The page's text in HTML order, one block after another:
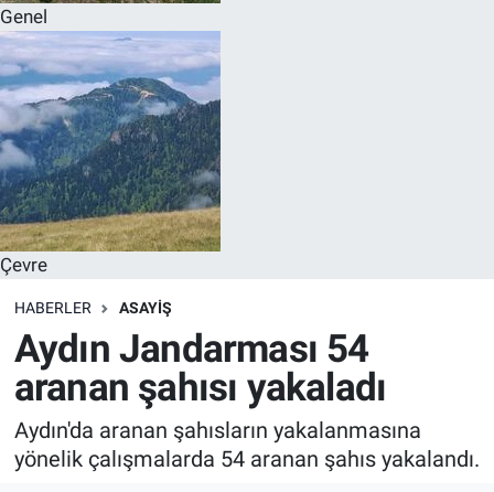
Genel
Çevre
HABERLER ASAYİŞ
Aydın Jandarması 54
aranan şahısı yakaladı
Aydın'da aranan şahısların yakalanmasına
yönelik çalışmalarda 54 aranan şahıs yakalandı.